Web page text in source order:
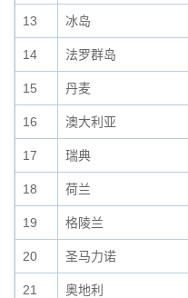
13 冰岛
14 法罗群岛
15 丹麦
16 澳大利亚
17 瑞典
18 荷兰
19 格陵兰
20 圣马力诺
21 奥地利